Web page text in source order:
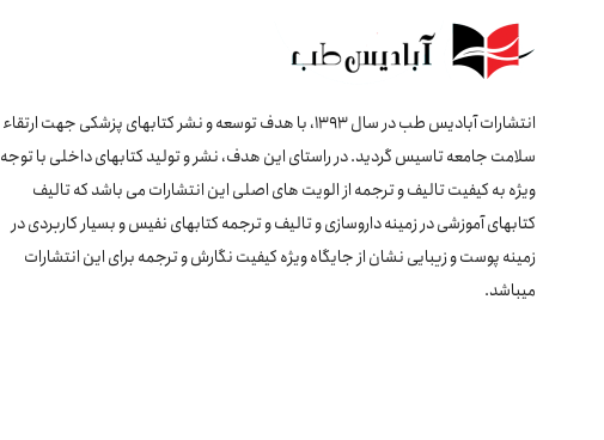
انتشارات آبادیس طب در سال 1393، با هدف توسعه و نشر کتابهای پزشکی جهت ارتقاء
سلامت جامعه تاسیس گردید. در راستای این هدف، نشر و تولید کتابهای داخلی با توجه
ویژه به کیفیت تالیف و ترجمه از الویت های اصلی این انتشارات می باشد که تالیف
کتابهای آموزشی در زمینه داروسازی و تالیف و ترجمه کتابهای نفیس و بسیار کاربردی در
زمینه پوست و زیبایی نشان از جایگاه ویژه کیفیت نگارش و ترجمه برای این انتشارات
میباشد.